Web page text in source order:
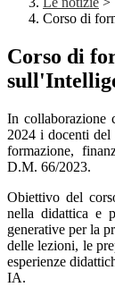
Corso di
Corso di
In collaborazione
2024 i docenti
formazione,
D.M. 66/2023.
Obiettivo del
nella didattica e
generative per la
delle lezioni, le
esperienze
IA.